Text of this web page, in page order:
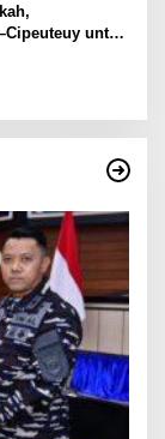
untuk